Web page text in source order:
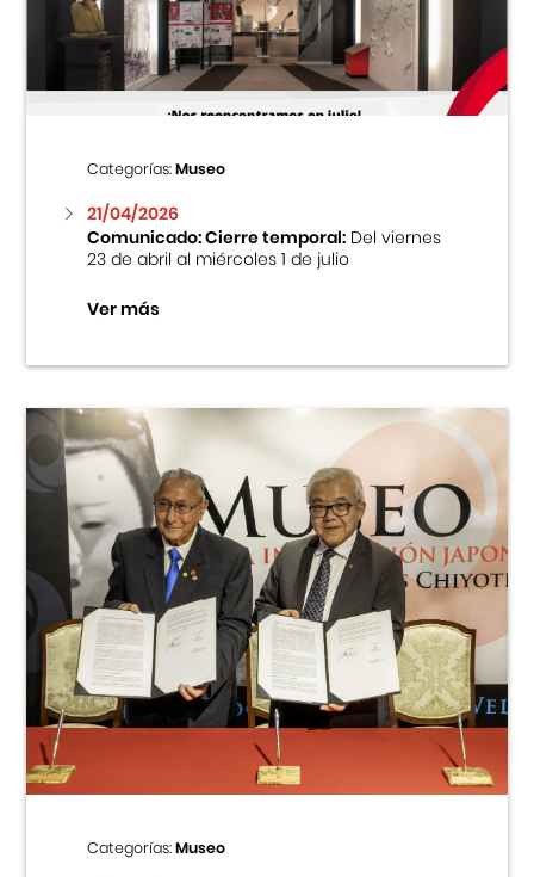
Centro Cultural Peruano Japonés
Museo de la Inmigración Japonesa
Fondo Editorial
Teatro Peruano Japonés
Categorías:Museo
21/04/2026
Comunicado: Cierre temporal:Del viernes
23 de abril al miércoles 1 de julio
Ver más
Categorías:Museo